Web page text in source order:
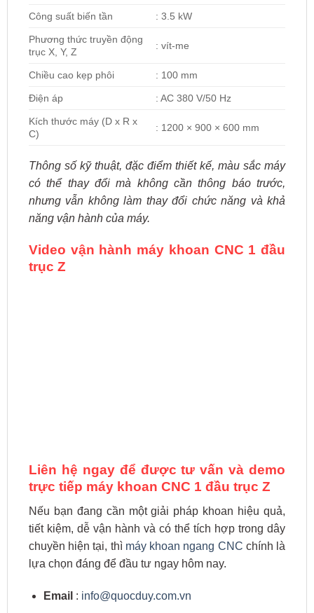
Công suất biến tần : 3.5 kW
Phương thức truyền động
trục X, Y, Z
: vít-me
Chiều cao kẹp phôi : 100 mm
Điện áp : AC 380 V/50 Hz
Kích thước máy (D x R x
C)
: 1200 × 900 × 600 mm
Thông số kỹ thuật, đặc điểm thiết kế, màu sắc máy
có thể thay đổi mà không cần thông báo trước,
nhưng vẫn không làm thay đổi chức năng và khả
năng vận hành của máy.
Video vận hành máy khoan CNC 1 đầu
trục Z
Liên hệ ngay để được tư vấn và demo
trực tiếp máy khoan CNC 1 đầu trục Z
Nếu bạn đang cần một giải pháp khoan hiệu quả,
tiết kiệm, dễ vận hành và có thể tích hợp trong dây
chuyền hiện tại, thì máy khoan ngang CNC chính là
lựa chọn đáng để đầu tư ngay hôm nay.
Email : info@quocduy.com.vn